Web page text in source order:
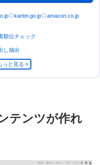
kantei.go.jp amazon.co.jp
順位チェック
し抽出
っと見る
テンツが作れ